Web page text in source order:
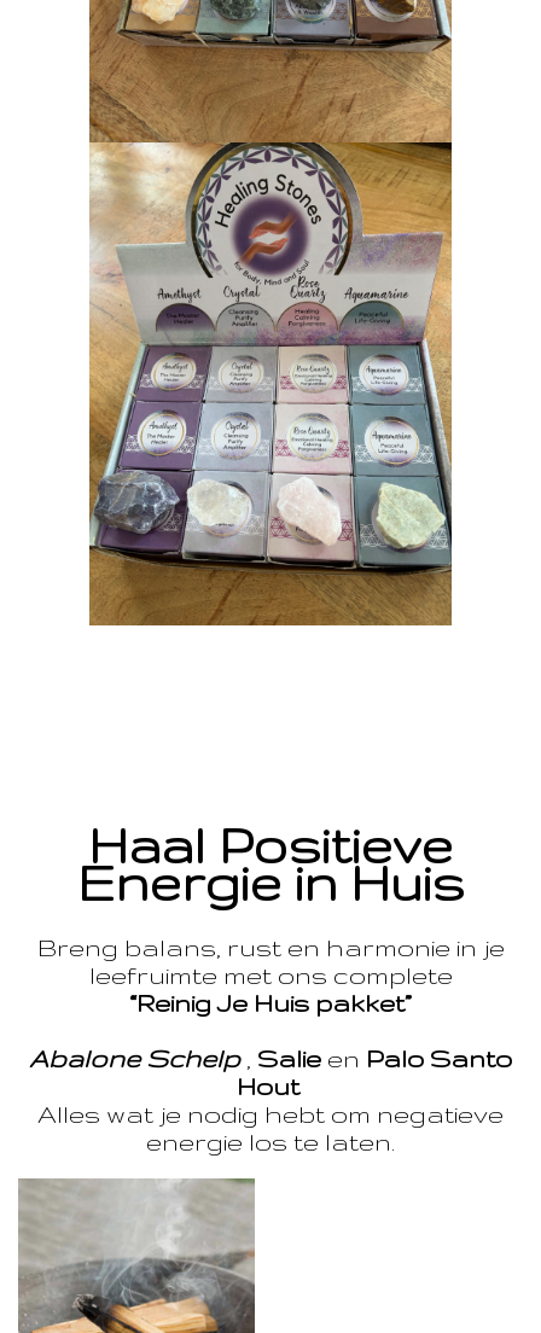
Haal Positieve
Energie in Huis
Breng balans, rust en harmonie in je
leefruimte met ons complete
“Reinig Je Huis pakket”
Abalone Schelp, Salie en Palo Santo
Hout
Alles wat je nodig hebt om negatieve
energie los te laten.